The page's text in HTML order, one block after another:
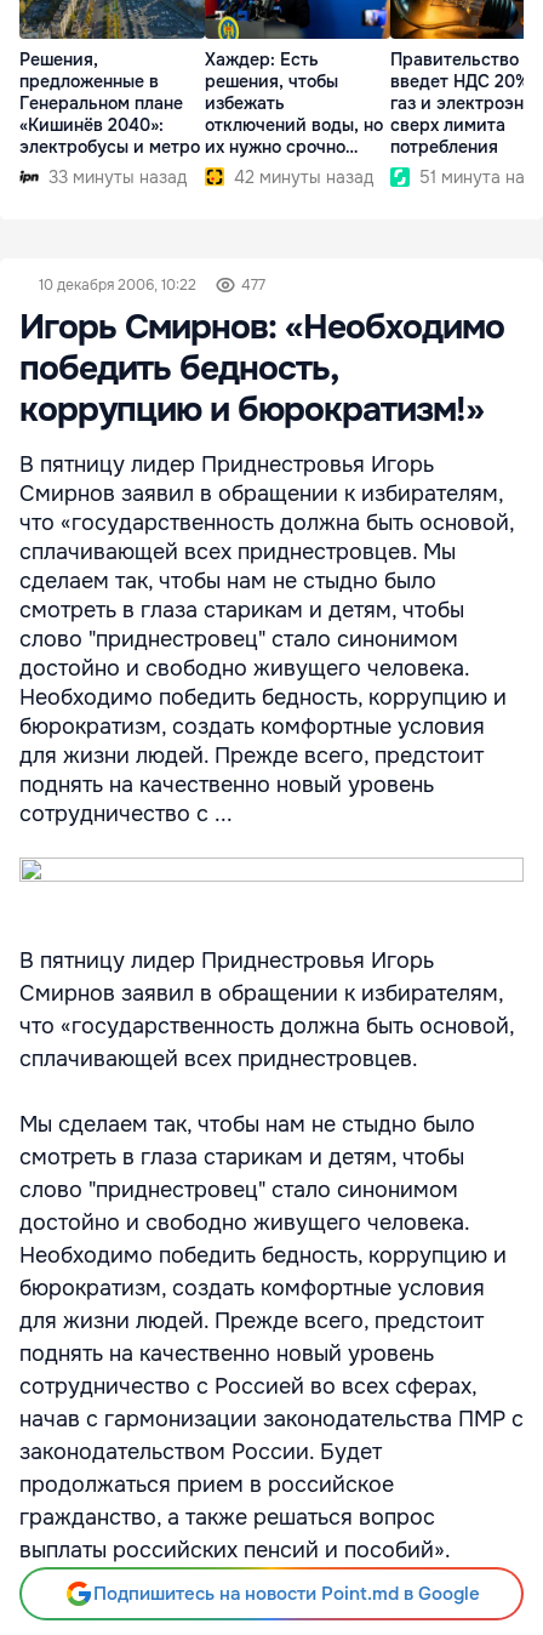
Решения,
предложенные в
Генеральном плане
«Кишинёв 2040»:
электробусы и метро
33 минуты назад
Хаждер: Есть
решения, чтобы
избежать
отключений воды, но
их нужно срочно
внедрить
42 минуты назад
Правительство
введет НДС 20%
газ и
сверх лимита
потребления
51 минута
10 декабря 2006, 10:22 477
Игорь Смирнов: «Необходимо
победить бедность,
коррупцию и бюрократизм!»
В пятницу лидер Приднестровья Игорь
Смирнов заявил в обращении к избирателям,
что «государственность должна быть основой,
сплачивающей всех приднестровцев. Мы
сделаем так, чтобы нам не стыдно было
смотреть в глаза старикам и детям, чтобы
слово "приднестровец" стало синонимом
достойно и свободно живущего человека.
Необходимо победить бедность, коррупцию и
бюрократизм, создать комфортные условия
для жизни людей. Прежде всего, предстоит
поднять на качественно новый уровень
сотрудничество с ...
В пятницу лидер Приднестровья Игорь
Смирнов заявил в обращении к избирателям,
что «государственность должна быть основой,
сплачивающей всех приднестровцев.
Мы сделаем так, чтобы нам не стыдно было
смотреть в глаза старикам и детям, чтобы
слово "приднестровец" стало синонимом
достойно и свободно живущего человека.
Необходимо победить бедность, коррупцию и
бюрократизм, создать комфортные условия
для жизни людей. Прежде всего, предстоит
поднять на качественно новый уровень
сотрудничество с Россией во всех сферах,
начав с гармонизации законодательства ПМР с
законодательством России. Будет
продолжаться прием в российское
гражданство, а также решаться вопрос
выплаты российских пенсий и пособий».
Подпишитесь на новости Point.md в Google